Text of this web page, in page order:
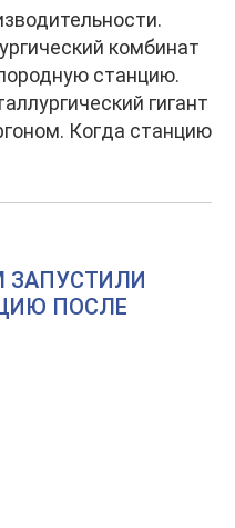
комбинат
станцию.
гигант
Когда станцию
ЗАПУСТИЛИ
ПОСЛЕ